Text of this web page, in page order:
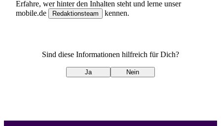
Erfahre, werhinter den Inhalten steht und lerne unser
mobile.de
Redaktionsteam kennen.
Sind diese Informationen hilfreich für Dich?
Ja Nein